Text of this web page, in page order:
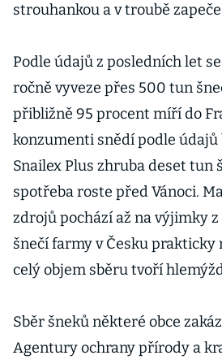
strouhankou a v troubě
Podle údajů z posledních let
ročně vyveze přes 500 tun
přibližně 95 procent míří do
konzumenti snědí podle
Snailex Plus zhruba deset tun
spotřeba roste před Vánoci.
zdrojů pochází až na výjimky
šnečí farmy v Česku prakticky
celý objem sběru tvoří
Sběr šneků některé obce
Agentury ochrany přírody a